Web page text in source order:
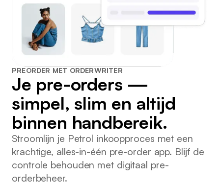
PREORDER MET ORDERWRITER
Je pre-orders —
simpel, slim en altijd
binnen handbereik.
Stroomlijn je Petrol inkoopproces met een
krachtige, alles-in-één pre-order app. Blijf de
controle behouden met digitaal pre-
orderbeheer.